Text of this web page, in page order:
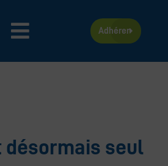
Adhérer
désormais seul